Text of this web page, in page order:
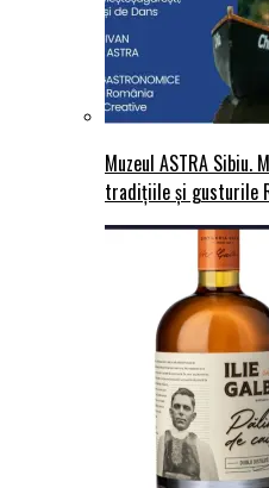
Muzeul ASTRA
tradițiile și gusturile